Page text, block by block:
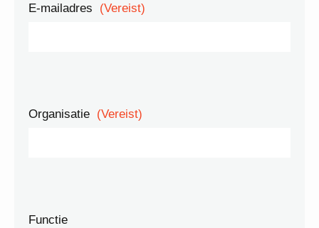
E-mailadres (Vereist)
Organisatie (Vereist)
Functie